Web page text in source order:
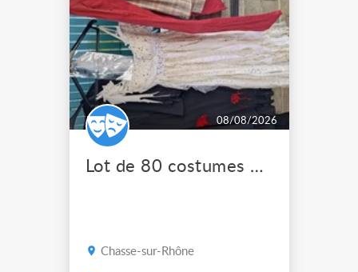
08/08/2026
Lot de 80 costumes de scène pro
Chasse-sur-Rhône